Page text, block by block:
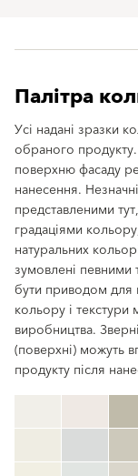
Палітра
Усі надані зразки
обраного
поверхню фасаду
нанесення.
представленими
градаціями
натуральних
зумовлені певними
бути приводом для
кольору і
виробництва.
(поверхні) можуть
продукту після